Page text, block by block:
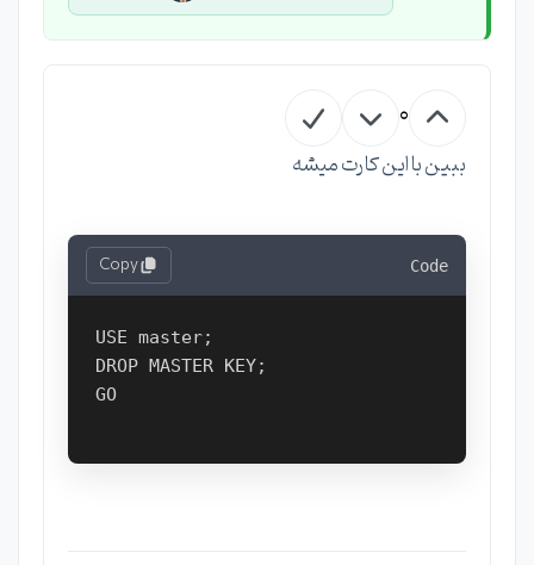
0
ببین با این کارت میشه
Code
Copy
USE master;
DROP MASTER KEY;
GO